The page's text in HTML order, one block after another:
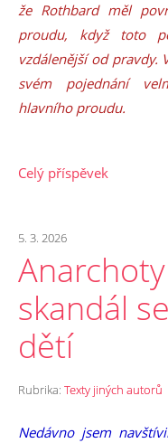
že Rothbard měl
proudu, když toto
vzdálenější od pravdy.
svém pojednání
hlavního proudu.
Celý příspěvek
5. 3. 2026
skandál
dětí
Rubrika: Texty jiných autorů
Nedávno jsem